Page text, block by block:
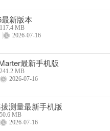
新版本
117.4 MB
2026-07-16
最新手机版
241.2 MB
2026-07-16
测量最新手机版
50.6 MB
2026-07-16